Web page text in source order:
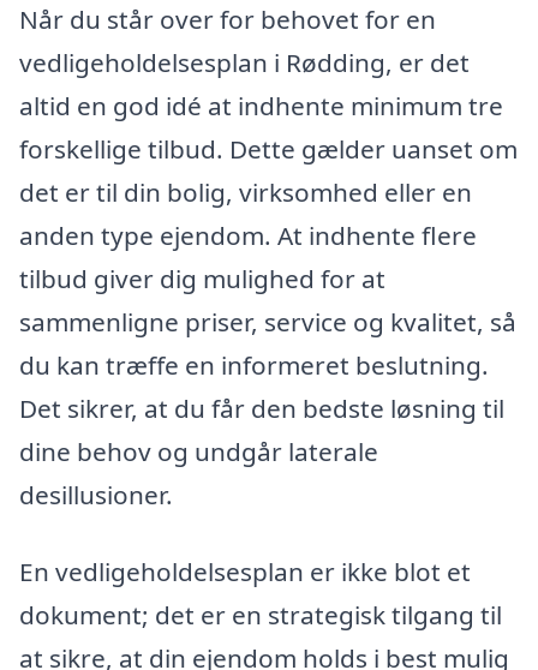
Når du står over for behovet for en
vedligeholdelsesplan i Rødding, er det
altid en god idé at indhente minimum tre
forskellige tilbud. Dette gælder uanset om
det er til din bolig, virksomhed eller en
anden type ejendom. At indhente flere
tilbud giver dig mulighed for at
sammenligne priser, service og kvalitet, så
du kan træffe en informeret beslutning.
Det sikrer, at du får den bedste løsning til
dine behov og undgår laterale
desillusioner.
En vedligeholdelsesplan er ikke blot et
dokument; det er en strategisk tilgang til
at sikre, at din ejendom holds i best mulig